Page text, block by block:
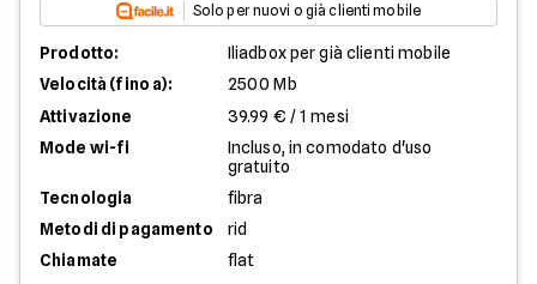
Solo per nuovi o già clienti mobile
Prodotto:
Iliadbox per già clienti mobile
Velocità (fino a):
2500 Mb
Attivazione
39.99 € / 1 mesi
Mode wi-fi
Incluso, in comodato d'uso
gratuito
Tecnologia
fibra
Metodi di pagamento
rid
Chiamate
flat